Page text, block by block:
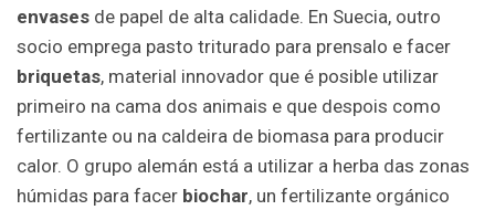
envases de papel de alta calidade. En Suecia, outro
socio emprega pasto triturado para prensalo e facer
briquetas, material innovador que é posible utilizar
primeiro na cama dos animais e que despois como
fertilizante ou na caldeira de biomasa para producir
calor. O grupo alemán está a utilizar a herba das zonas
húmidas para facer biochar, un fertilizante orgánico